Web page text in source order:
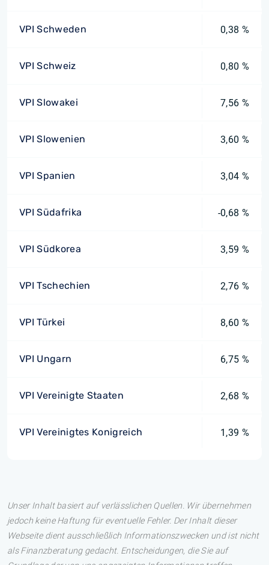
VPI Schweden 0,38 %
VPI Schweiz 0,80 %
VPI Slowakei 7,56 %
VPI Slowenien 3,60 %
VPI Spanien 3,04 %
VPI Südafrika -0,68 %
VPI Südkorea 3,59 %
VPI Tschechien 2,76 %
VPI Türkei 8,60 %
VPI Ungarn 6,75 %
VPI Vereinigte Staaten 2,68 %
VPI Vereinigtes Konigreich 1,39 %
Unser Inhalt basiert auf verlässlichen Quellen. Wir übernehmen
jedoch keine Haftung für eventuelle Fehler. Der Inhalt dieser
Webseite dient ausschließlich Informationszwecken und ist nicht
als Finanzberatung gedacht. Entscheidungen, die Sie auf